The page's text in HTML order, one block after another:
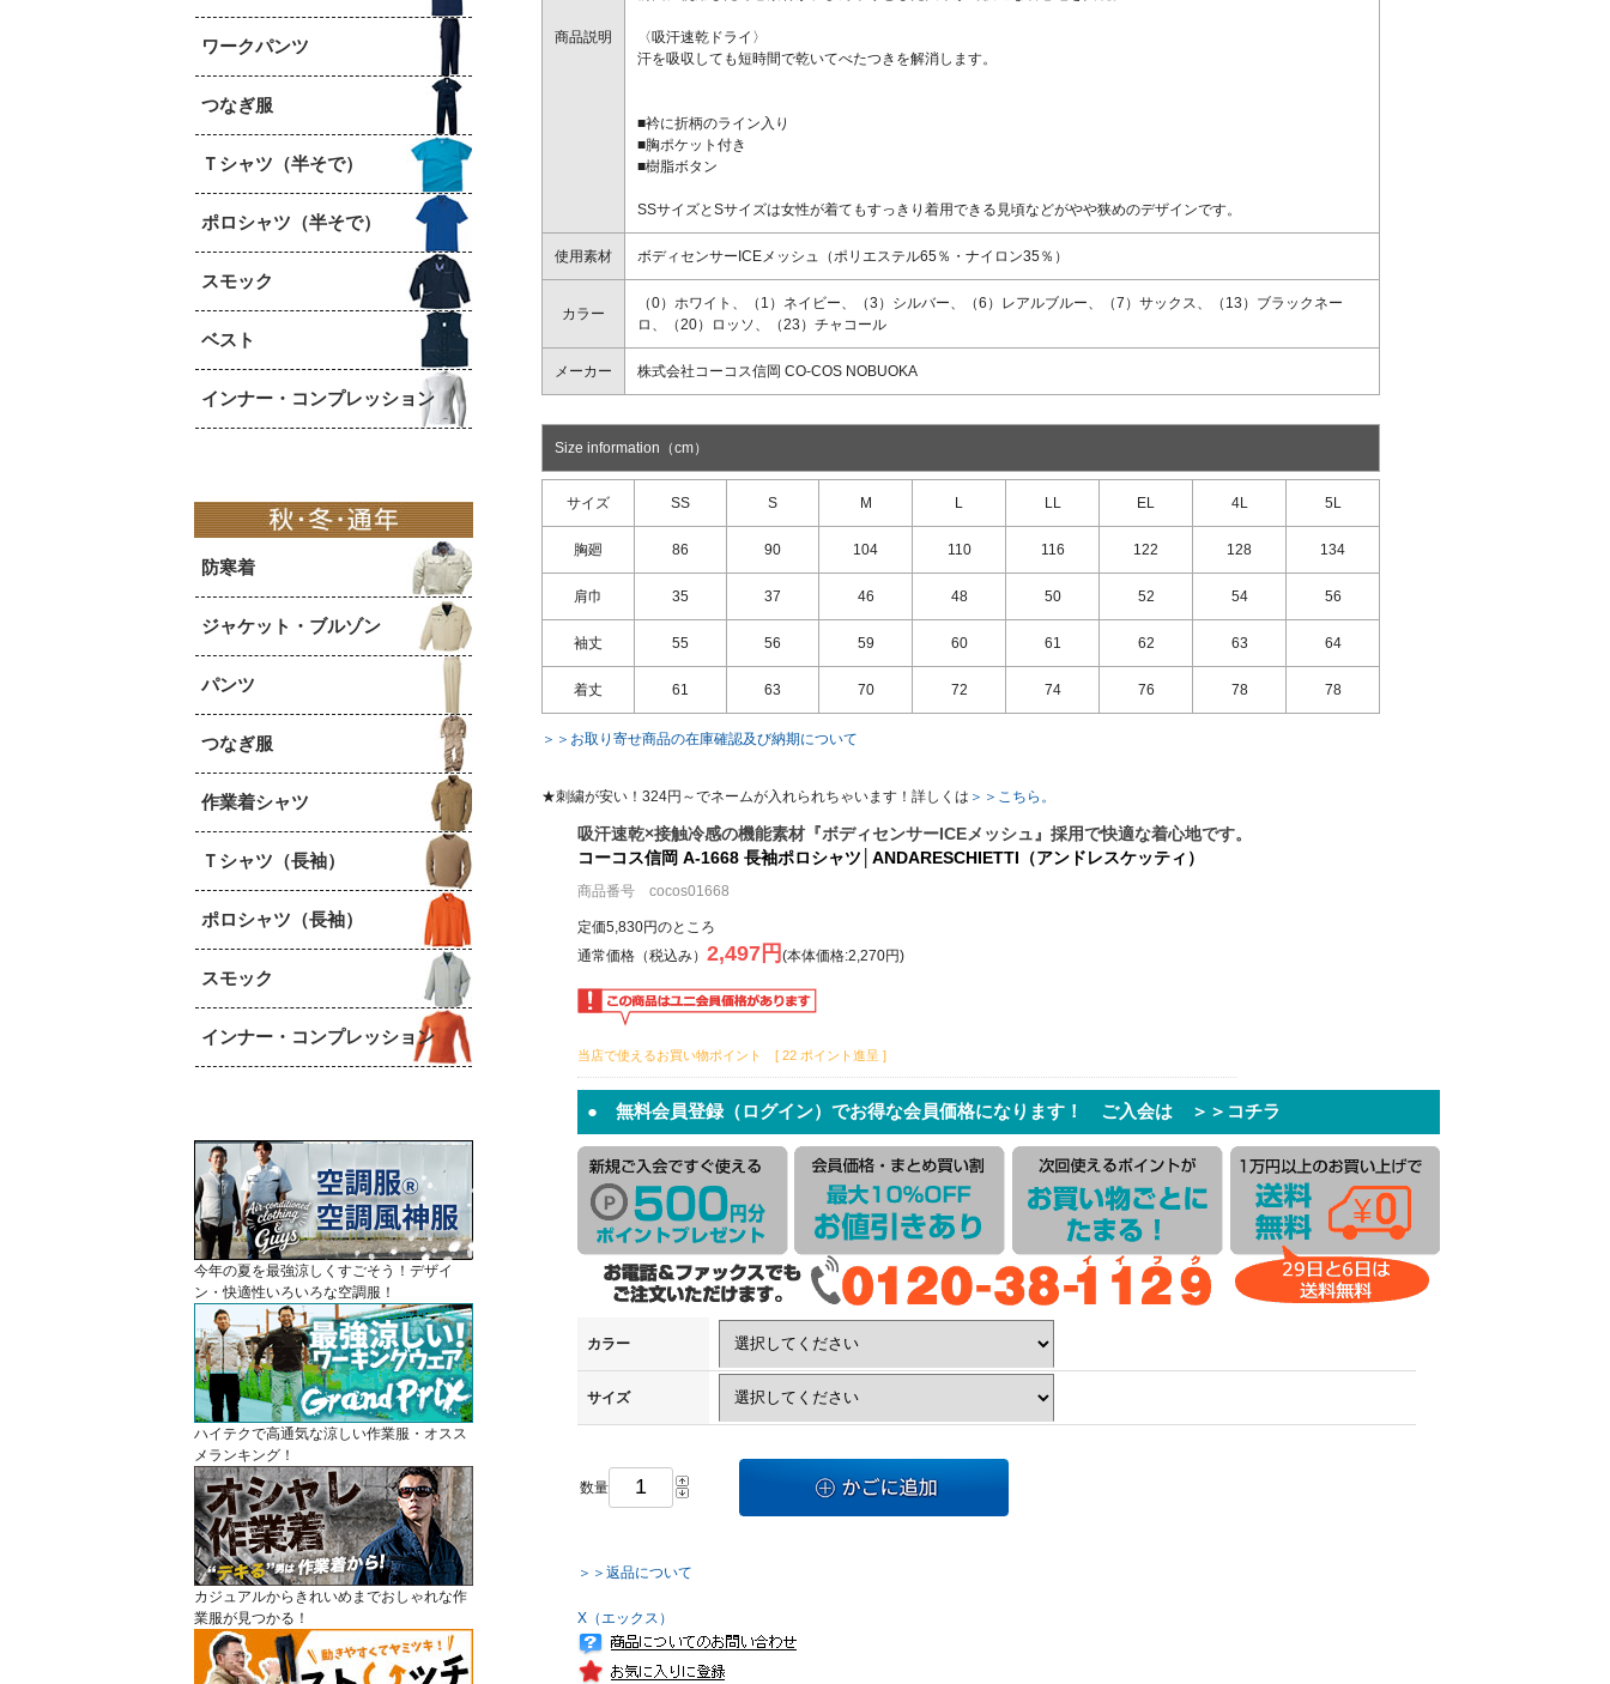
ワークパンツ
つなぎ服
Ｔシャツ（半そで）
ポロシャツ（半そで）
スモック
ベスト
インナー・コンプレッション
防寒着
ジャケット・ブルゾン
パンツ
つなぎ服
作業着シャツ
Ｔシャツ（長袖）
ポロシャツ（長袖）
スモック
インナー・コンプレッション
今年の夏を最強涼しくすごそう！デザイ
ン・快適性いろいろな空調服！
ハイテクで高通気な涼しい作業服・オスス
メランキング！
カジュアルからきれいめまでおしゃれな作
業服が見つかる！
商品説明
〈吸汗速乾ドライ〉
汗を吸収しても短時間で乾いてべたつきを解消します。
■衿に折柄のライン入り
■胸ポケット付き
■樹脂ボタン
SSサイズとSサイズは女性が着てもすっきり着用できる見頃などがやや狭めのデザインです。
使用素材 ボディセンサーICEメッシュ（ポリエステル65％・ナイロン35％）
カラー
（0）ホワイト、（1）ネイビー、（3）シルバー、（6）レアルブルー、（7）サックス、（13）ブラックネー
ロ、（20）ロッソ、（23）チャコール
メーカー 株式会社コーコス信岡 CO-COS NOBUOKA
Size information（cm）
サイズ SS S M L LL EL 4L 5L
胸廻 86 90 104 110 116 122 128 134
肩巾 35 37 46 48 50 52 54 56
袖丈 55 56 59 60 61 62 63 64
着丈 61 63 70 72 74 76 78 78
＞＞お取り寄せ商品の在庫確認及び納期について
★刺繍が安い！324円～でネームが入れられちゃいます！詳しくは ＞＞こちら。
吸汗速乾×接触冷感の機能素材『ボディセンサーICEメッシュ』採用で快適な着心地です。
コーコス信岡 A-1668 長袖ポロシャツ│ANDARESCHIETTI（アンドレスケッティ）
商品番号 cocos01668
定価5,830円のところ
通常価格（税込み） 2,497円 (本体価格:2,270円)
当店で使えるお買い物ポイント [ 22 ポイント進呈 ]
● 無料会員登録（ログイン）でお得な会員価格になります！ ご入会は ＞＞コチラ
カラー
サイズ
数量
＞＞返品について
X（エックス）